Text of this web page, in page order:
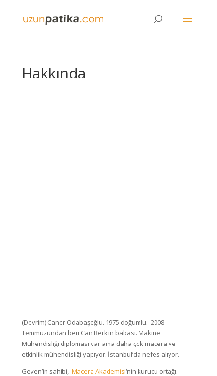
Hakkında
(Devrim) Caner Odabaşoğlu. 1975 doğumlu. 2008
Temmuzundan beri Can Berk’in babası. Makine
Mühendisliği diploması var ama daha çok macera ve
etkinlik mühendisliği yapıyor. İstanbul’da nefes alıyor.
Geven’in sahibi, Macera Akademisi‘nin kurucu ortağı.